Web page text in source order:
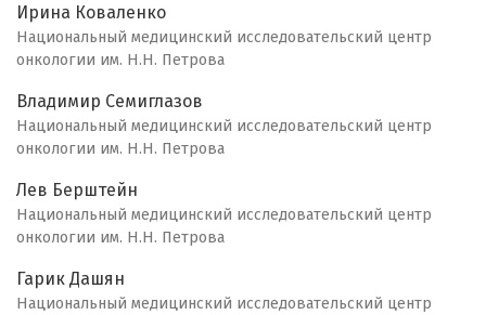
Ирина Коваленко
Национальный медицинский исследовательский центр
онкологии им. Н.Н. Петрова
Владимир Семиглазов
Национальный медицинский исследовательский центр
онкологии им. Н.Н. Петрова
Лев Берштейн
Национальный медицинский исследовательский центр
онкологии им. Н.Н. Петрова
Гарик Дашян
Национальный медицинский исследовательский центр